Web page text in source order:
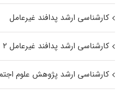
کارشناسی ارشد پدافند غیرعامل
کارشناسی ارشد پدافند غیرعامل ۲
کارشناسی ارشد پژوهش علوم